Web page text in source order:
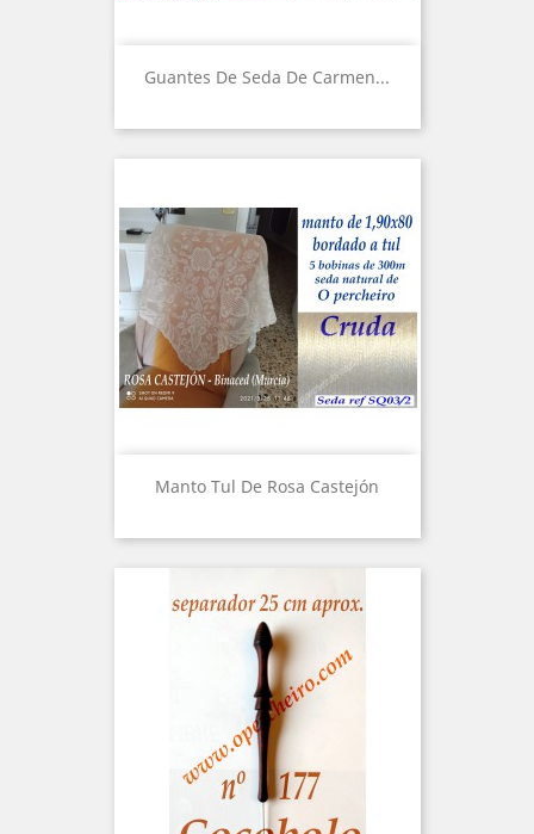
Guantes De Seda De Carmen...
Manto Tul De Rosa Castejón